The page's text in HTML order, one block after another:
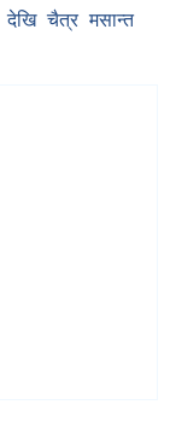
चैत्र मसान्त